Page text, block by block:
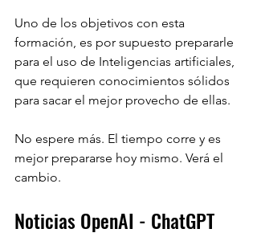
Uno de los objetivos con esta
formación, es por supuesto prepararle
para el uso de Inteligencias artificiales,
que requieren conocimientos sólidos
para sacar el mejor provecho de ellas.
No espere más. El tiempo corre y es
mejor prepararse hoy mismo. Verá el
cambio.
Noticias OpenAI - ChatGPT